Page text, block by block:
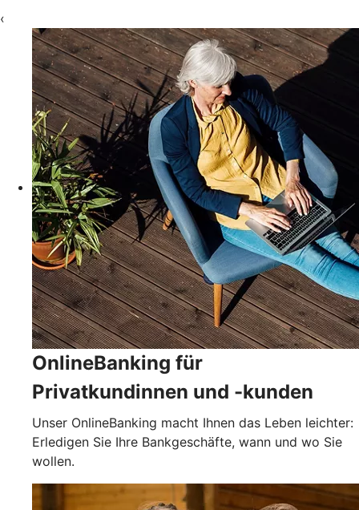
‹
OnlineBanking für
Privatkundinnen und -kunden
Unser OnlineBanking macht Ihnen das Leben leichter:
Erledigen Sie Ihre Bankgeschäfte, wann und wo Sie
wollen.